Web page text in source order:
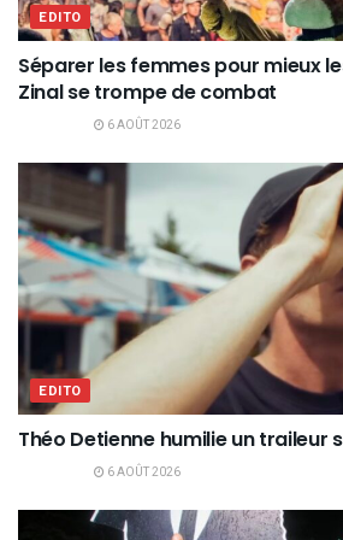
EDITO
Séparer les femmes pour mieux
Zinal se trompe de combat
6 AOÛT 2026
EDITO
Théo Detienne humilie un traileur
6 AOÛT 2026